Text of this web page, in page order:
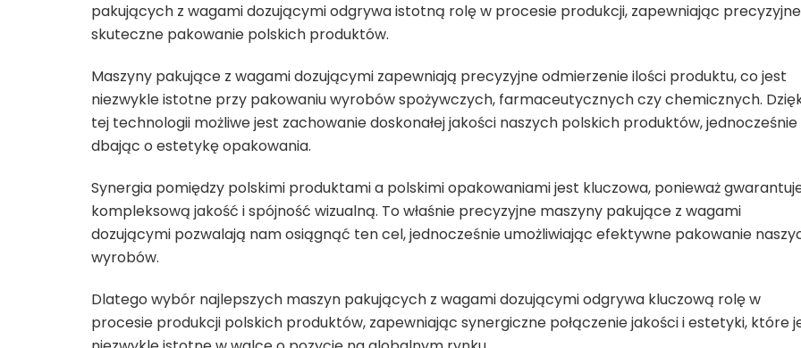
pakujących z wagami dozującymi odgrywa istotną rolę w procesie produkcji, zapewniając
skuteczne pakowanie polskich produktów.
Maszyny pakujące z wagami dozującymi zapewniają precyzyjne odmierzenie ilości produktu, co jest
niezwykle istotne przy pakowaniu wyrobów spożywczych, farmaceutycznych czy chemicznych.
tej technologii możliwe jest zachowanie doskonałej jakości naszych polskich produktów, jednocześnie
dbając o estetykę opakowania.
Synergia pomiędzy polskimi produktami a polskimi opakowaniami jest kluczowa, ponieważ
kompleksową jakość i spójność wizualną. To właśnie precyzyjne maszyny pakujące z wagami
dozującymi pozwalają nam osiągnąć ten cel, jednocześnie umożliwiając efektywne pakowanie
wyrobów.
Dlatego wybór najlepszych maszyn pakujących z wagami dozującymi odgrywa kluczową rolę w
procesie produkcji polskich produktów, zapewniając synergiczne połączenie jakości i estetyki, które